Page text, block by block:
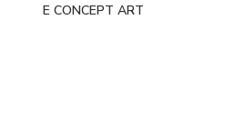
E CONCEPT ART